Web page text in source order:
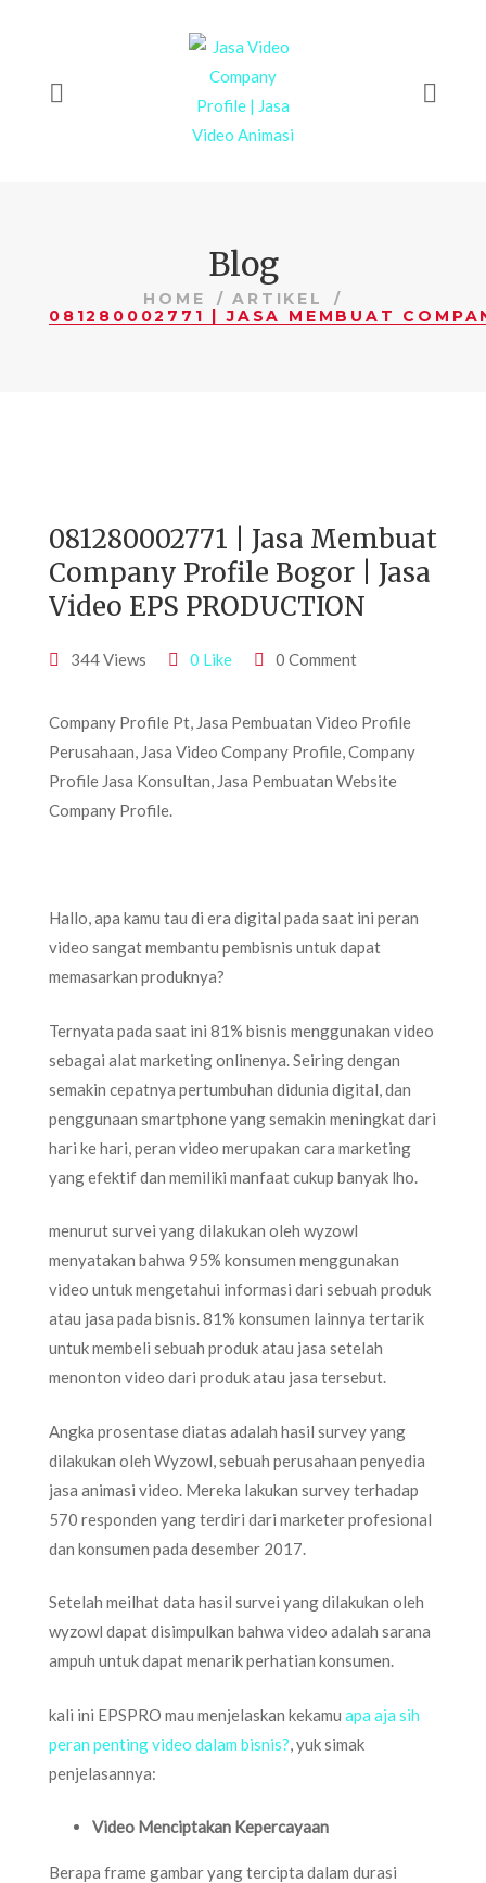
Blog
HOME ARTIKEL
081280002771 | Jasa Membuat
Company Profile Bogor | Jasa
Video EPS PRODUCTION
344 Views 0 Like 0 Comment
Company Profile Pt, Jasa Pembuatan Video Profile
Perusahaan, Jasa Video Company Profile, Company
Profile Jasa Konsultan, Jasa Pembuatan Website
Company Profile.
Hallo, apa kamu tau di era digital pada saat ini peran
video sangat membantu pembisnis untuk dapat
memasarkan produknya?
Ternyata pada saat ini 81% bisnis menggunakan video
sebagai alat marketing onlinenya. Seiring dengan
semakin cepatnya pertumbuhan didunia digital, dan
penggunaan smartphone yang semakin meningkat dari
hari ke hari, peran video merupakan cara marketing
yang efektif dan memiliki manfaat cukup banyak lho.
menurut survei yang dilakukan oleh wyzowl
menyatakan bahwa 95% konsumen menggunakan
video untuk mengetahui informasi dari sebuah produk
atau jasa pada bisnis. 81% konsumen lainnya tertarik
untuk membeli sebuah produk atau jasa setelah
menonton video dari produk atau jasa tersebut.
Angka prosentase diatas adalah hasil survey yang
dilakukan oleh Wyzowl, sebuah perusahaan penyedia
jasa animasi video. Mereka lakukan survey terhadap
570 responden yang terdiri dari marketer profesional
dan konsumen pada desember 2017.
Setelah meilhat data hasil survei yang dilakukan oleh
wyzowl dapat disimpulkan bahwa video adalah sarana
ampuh untuk dapat menarik perhatian konsumen.
kali ini EPSPRO mau menjelaskan kekamu apa aja sih
peran penting video dalam bisnis? , yuk simak
penjelasannya:
Video Menciptakan Kepercayaan
Berapa frame gambar yang tercipta dalam durasi